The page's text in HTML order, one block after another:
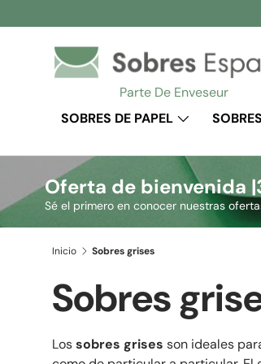
Ir al contenido
Parte De Enveseur
SOBRES DE PAPEL
Oferta de bienvenida |
Sé el primero en conocer nuestras
Inicio Sobres grises
Sobres
Lossobres grises son ideales